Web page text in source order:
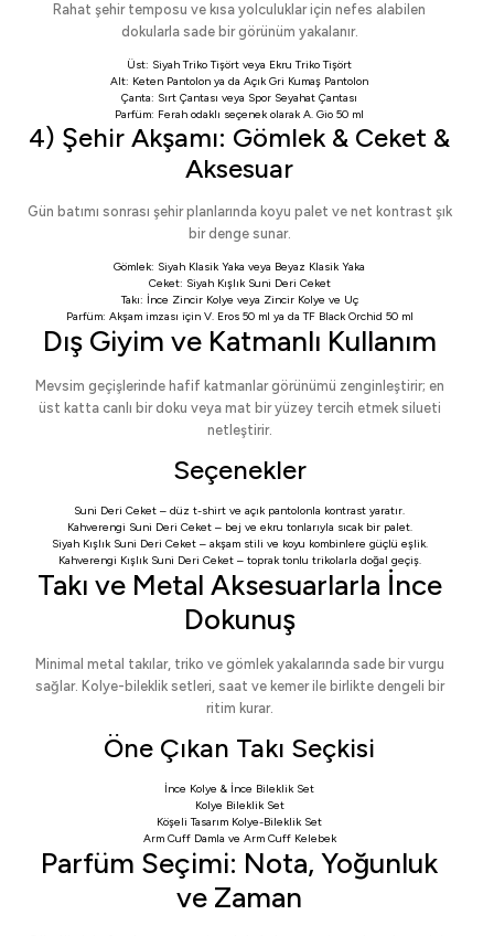
Rahat şehir temposu ve kısa yolculuklar için nefes alabilen
dokularla sade bir görünüm yakalanır.
Üst: Siyah Triko Tişört veya Ekru Triko Tişört
Alt: Keten Pantolon ya da Açık Gri Kumaş Pantolon
Çanta: Sırt Çantası veya Spor Seyahat Çantası
Parfüm: Ferah odaklı seçenek olarak A. Gio 50 ml
4) Şehir Akşamı: Gömlek & Ceket &
Aksesuar
Gün batımı sonrası şehir planlarında koyu palet ve net kontrast şık
bir denge sunar.
Gömlek: Siyah Klasik Yaka veya Beyaz Klasik Yaka
Ceket: Siyah Kışlık Suni Deri Ceket
Takı: İnce Zincir Kolye veya Zincir Kolye ve Uç
Parfüm: Akşam imzası için V. Eros 50 ml ya daTF Black Orchid 50 ml
Dış Giyim ve Katmanlı Kullanım
Mevsim geçişlerinde hafif katmanlar görünümü zenginleştirir; en
üst katta canlı bir doku veya mat bir yüzey tercih etmek silueti
netleştirir.
Seçenekler
Suni Deri Ceket – düz t-shirt ve açık pantolonla kontrast yaratır.
Kahverengi Suni Deri Ceket– bej ve ekru tonlarıyla sıcak bir palet.
Siyah Kışlık Suni Deri Ceket– akşam stili ve koyu kombinlere güçlü eşlik.
Kahverengi Kışlık Suni Deri Ceket– toprak tonlu trikolarla doğal geçiş.
Takı ve Metal Aksesuarlarla İnce
Dokunuş
Minimal metal takılar, triko ve gömlek yakalarında sade bir vurgu
sağlar. Kolye-bileklik setleri, saat ve kemer ile birlikte dengeli bir
ritim kurar.
Öne Çıkan Takı Seçkisi
İnce Kolye & İnce Bileklik Set
Kolye Bileklik Set
Köşeli Tasarım Kolye-Bileklik Set
Arm Cuff Damlave Arm Cuff Kelebek
Parfüm Seçimi: Nota, Yoğunluk
ve Zaman